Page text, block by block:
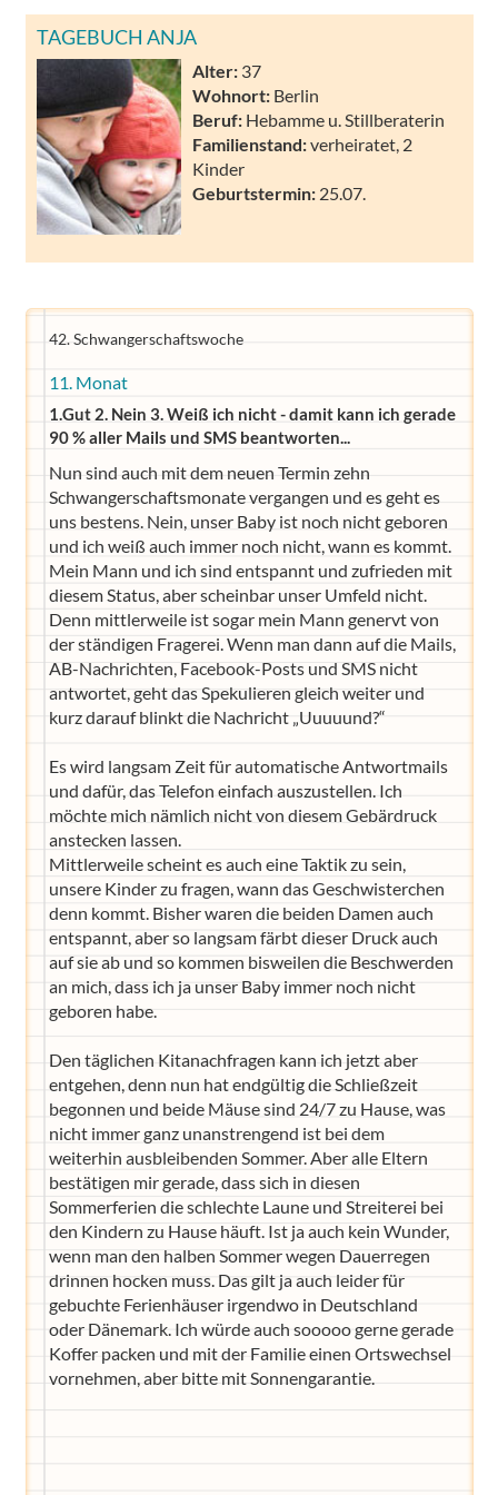
TAGEBUCH ANJA
Alter: 37
Wohnort: Berlin
Beruf: Hebamme u. Stillberaterin
Familienstand:verheiratet, 2
Kinder
Geburtstermin: 25.07.
42. Schwangerschaftswoche
11. Monat
1.Gut 2. Nein 3. Weiß ich nicht - damit kann ich gerade
90 % aller Mails und SMS beantworten...
Nun sind auch mit dem neuen Termin zehn
Schwangerschaftsmonate vergangen und es geht es
uns bestens. Nein, unser Baby ist noch nicht geboren
und ich weiß auch immer noch nicht, wann es kommt.
Mein Mann und ich sind entspannt und zufrieden mit
diesem Status, aber scheinbar unser Umfeld nicht.
Denn mittlerweile ist sogar mein Mann genervt von
der ständigen Fragerei. Wenn man dann auf die Mails,
AB-Nachrichten, Facebook-Posts und SMS nicht
antwortet, geht das Spekulieren gleich weiter und
kurz darauf blinkt die Nachricht „Uuuuund?“
Es wird langsam Zeit für automatische Antwortmails
und dafür, das Telefon einfach auszustellen. Ich
möchte mich nämlich nicht von diesem Gebärdruck
anstecken lassen.
Mittlerweile scheint es auch eine Taktik zu sein,
unsere Kinder zu fragen, wann das Geschwisterchen
denn kommt. Bisher waren die beiden Damen auch
entspannt, aber so langsam färbt dieser Druck auch
auf sie ab und so kommen bisweilen die Beschwerden
an mich, dass ich ja unser Baby immer noch nicht
geboren habe.
Den täglichen Kitanachfragen kann ich jetzt aber
entgehen, denn nun hat endgültig die Schließzeit
begonnen und beide Mäuse sind 24/7 zu Hause, was
nicht immer ganz unanstrengend ist bei dem
weiterhin ausbleibenden Sommer. Aber alle Eltern
bestätigen mir gerade, dass sich in diesen
Sommerferien die schlechte Laune und Streiterei bei
den Kindern zu Hause häuft. Ist ja auch kein Wunder,
wenn man den halben Sommer wegen Dauerregen
drinnen hocken muss. Das gilt ja auch leider für
gebuchte Ferienhäuser irgendwo in Deutschland
oder Dänemark. Ich würde auch sooooo gerne gerade
Koffer packen und mit der Familie einen Ortswechsel
vornehmen, aber bitte mit Sonnengarantie.